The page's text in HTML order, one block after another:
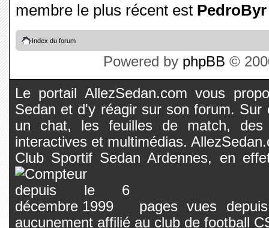
membre le plus récent est PedroByr
Index du forum
Powered by phpBB ©
Le portail AllezSedan.com vous
Sedan et d'y réagir sur son forum.
un chat, les feuilles de match, des
interactives et multimédias.
Club Sportif Sedan Ardennes, en
pages vues
aucunement affilié au club de football